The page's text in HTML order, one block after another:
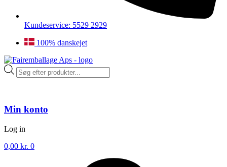
Kundeservice: 5529 2929
100% danskejet
Products
search
Min konto
Log in
0,00 kr. 0